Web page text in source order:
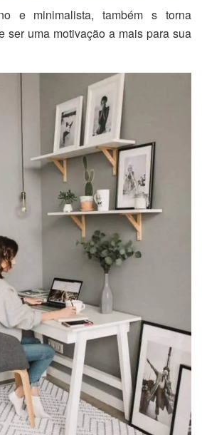
e minimalista, também s torna
ser uma motivação a mais para sua